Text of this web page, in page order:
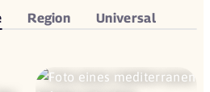
Region Universal